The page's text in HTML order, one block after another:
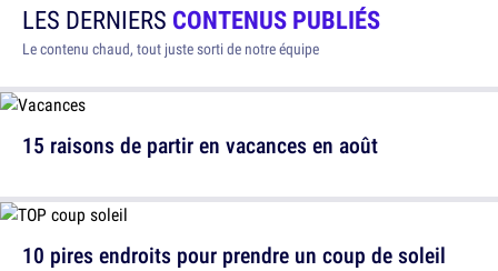
LES DERNIERS CONTENUS PUBLIÉS
Le contenu chaud, tout juste sorti de notre équipe
15 raisons de partir en vacances en août
10 pires endroits pour prendre un coup de soleil